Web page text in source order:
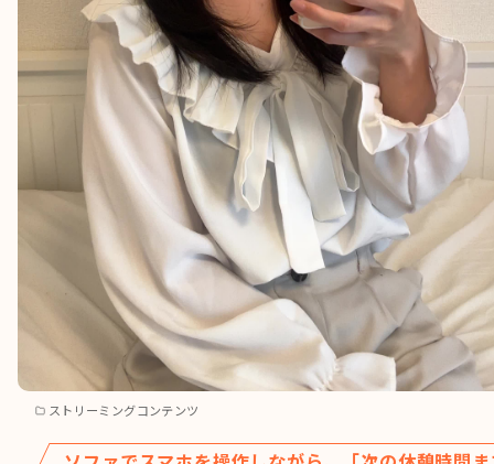
ストリーミングコンテンツ